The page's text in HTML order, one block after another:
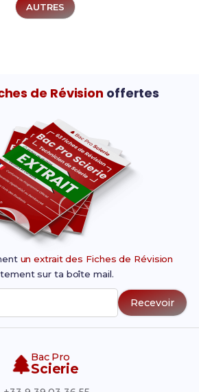
AUTRES
de Révision offertes
un extrait des Fiches de Révision
sur ta boîte mail.
Recevoir
Bac Pro
Scierie